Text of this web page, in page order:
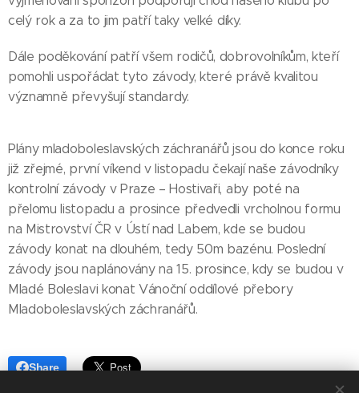
celý rok a za to jim patří taky velké díky.
Dále poděkování patří všem rodičů, dobrovolníkům, kteří
pomohli uspořádat tyto závody, které právě kvalitou
významně převyšují standardy.
Plány mladoboleslavských záchranářů jsou do konce roku
již zřejmé, první víkend v listopadu čekají naše závodníky
kontrolní závody v Praze – Hostivaři, aby poté na
přelomu listopadu a prosince předvedli vrcholnou formu
na Mistrovství ČR v Ústí nad Labem, kde se budou
závody konat na dlouhém, tedy 50m bazénu. Poslední
závody jsou naplánovány na 15. prosince, kdy se budou v
Mladé Boleslavi konat Vánoční oddílové přebory
Mladoboleslavských záchranářů.
Share